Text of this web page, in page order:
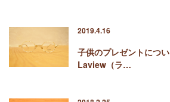
2019.4.16
子供のプレゼントにつ
Laview（ラ…